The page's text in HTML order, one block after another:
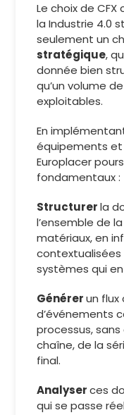
Le choix de
la Industrie 4.0
seulement un
stratégique,
donnée bien
qu’un volume
exploitables.
En
équipements et
Europlacer
fondamentaux :
Structurerla
l’ensemble de
matériaux, en
systèmes qui
Générerun
d’événements
processus,
chaîne, de la
final.
Analyserces
qui se passe